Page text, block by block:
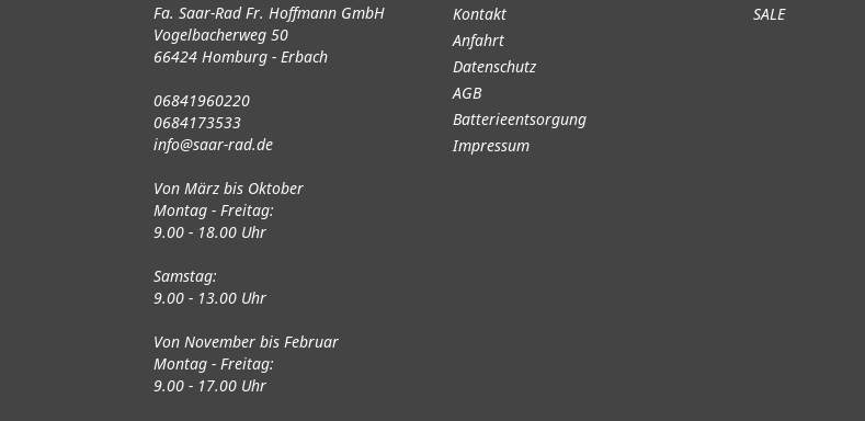
Fa. Saar-Rad Fr. Hoffmann GmbH
Vogelbacherweg 50
66424 Homburg - Erbach
06841960220
0684173533
info@saar-rad.de
Von März bis Oktober
Montag - Freitag:
9.00 - 18.00 Uhr
Samstag:
9.00 - 13.00 Uhr
Von November bis Februar
Montag - Freitag:
9.00 - 17.00 Uhr
Kontakt
Anfahrt
Datenschutz
AGB
Batterieentsorgung
Impressum
SALE